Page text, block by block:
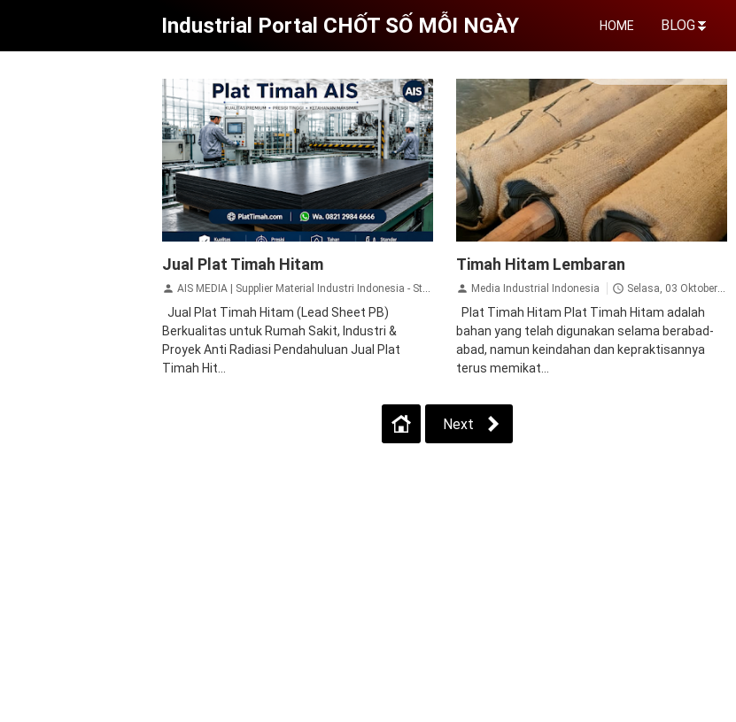
Industrial Portal CHỐT SỐ MỖI NGÀY HOME BLOG⏬
hitam plat timbal anti radiasi
Jual Plat Timah Hitam
AIS MEDIA | Supplier Material Industri Indonesia - Steel Grating, Plat Besi, Plat Stainless Steel, Plat Timbal Hitam PB, Lead Glass, Rockwool, Glasswool, Expanded Metal, Perforated Plate, Wiremesh
Jual Plat Timah Hitam (Lead Sheet PB)
Berkualitas untuk Rumah Sakit, Industri &
Proyek Anti Radiasi Pendahuluan Jual Plat
Timah Hit...
surabaya plat timah hitam timah hitam
timah hitam lembaran
Timah Hitam Lembaran
Media Industrial Indonesia Selasa, 03 Oktober 2023
Plat Timah Hitam Plat Timah Hitam adalah
bahan yang telah digunakan selama berabad-
abad, namun keindahan dan kepraktisannya
terus memikat...
Next